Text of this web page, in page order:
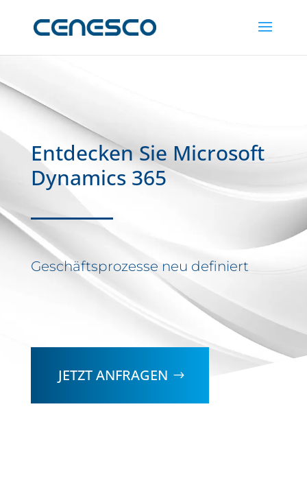
Entdecken Sie Microsoft
Dynamics 365
Geschäftsprozesse neu definiert
JETZT ANFRAGEN